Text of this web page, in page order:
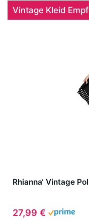
Vintage Kleid
Rhianna‘ Vintage
27,99 €